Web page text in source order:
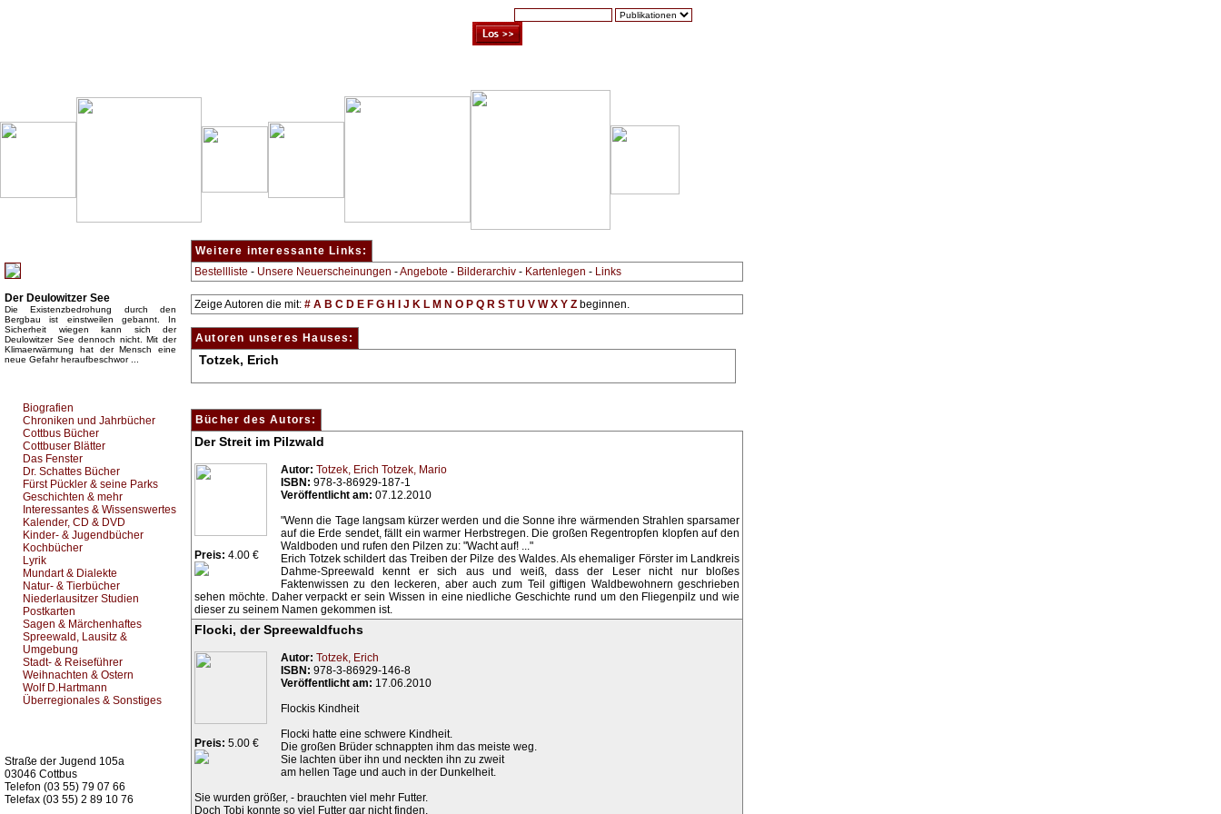
Der Deulowitzer See
Die Existenzbedrohung durch den
Bergbau ist einstweilen gebannt. In
Sicherheit wiegen kann sich der
Deulowitzer See dennoch nicht. Mit der
Klimaerwärmung hat der Mensch eine
neue Gefahr heraufbeschwor ...
Biografien
Chroniken und Jahrbücher
Cottbus Bücher
Cottbuser Blätter
Das Fenster
Dr. Schattes Bücher
Fürst Pückler & seine Parks
Geschichten & mehr
Interessantes & Wissenswertes
Kalender, CD & DVD
Kinder- & Jugendbücher
Kochbücher
Lyrik
Mundart & Dialekte
Natur- & Tierbücher
Niederlausitzer Studien
Postkarten
Sagen & Märchenhaftes
Spreewald, Lausitz &
Umgebung
Stadt- & Reiseführer
Weihnachten & Ostern
Wolf D.Hartmann
Überregionales & Sonstiges
Straße der Jugend 105a
03046 Cottbus
Telefon (03 55) 79 07 66
Telefax (03 55) 2 89 10 76
Weitere interessante Links:
Bestellliste - Unsere Neuerscheinungen -Angebote - Bilderarchiv - Kartenlegen - Links
Zeige Autoren die mit: # A B C D E F G H J K L M N O P Q R S T U V W X Y Z beginnen.
Autoren unseres Hauses:
Totzek, Erich
Bücher des Autors:
Der Streit im Pilzwald
Preis: 4.00 €
Autor: Totzek, Erich Totzek, Mario
ISBN: 978-3-86929-187-1
Veröffentlicht am: 07.12.2010
"Wenn die Tage langsam kürzer werden und die Sonne ihre wärmenden Strahlen sparsamer
auf die Erde sendet, fällt ein warmer Herbstregen. Die großen Regentropfen klopfen auf den
Waldboden und rufen den Pilzen zu: "Wacht auf! ..."
Erich Totzek schildert das Treiben der Pilze des Waldes. Als ehemaliger Förster im Landkreis
Dahme-Spreewald kennt er sich aus und weiß, dass der Leser nicht nur bloßes
Faktenwissen zu den leckeren, aber auch zum Teil giftigen Waldbewohnern geschrieben
sehen möchte. Daher verpackt er sein Wissen in eine niedliche Geschichte rund um den Fliegenpilz und wie
dieser zu seinem Namen gekommen ist.
Flocki, der Spreewaldfuchs
Preis: 5.00 €
Autor: Totzek, Erich
ISBN: 978-3-86929-146-8
Veröffentlicht am: 17.06.2010
Flockis Kindheit
Flocki hatte eine schwere Kindheit.
Die großen Brüder schnappten ihm das meiste weg.
Sie lachten über ihn und neckten ihn zu zweit
am hellen Tage und auch in der Dunkelheit.
Sie wurden größer, - brauchten viel mehr Futter.
Doch Tobi konnte so viel Futter gar nicht finden.